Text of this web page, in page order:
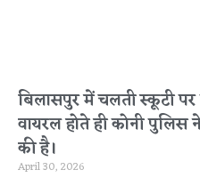
बिलासपुर में चलती स्कूटी
वायरल होते ही कोनी पुलिस
की है।
April 30, 2026